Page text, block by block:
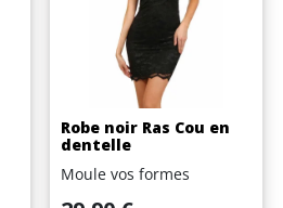
Robe noir Ras Cou en
dentelle
Moule vos formes